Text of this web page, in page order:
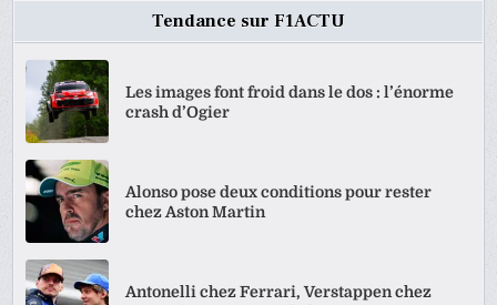
Tendance sur F1ACTU
Les images font froid dans le dos : l’énorme
crash d’Ogier
Alonso pose deux conditions pour rester
chez Aston Martin
Antonelli chez Ferrari, Verstappen chez